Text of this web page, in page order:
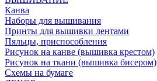
Канва
Наборы для вышивания
Принты для вышивки лентами
Пяльцы, приспособления
Рисунок на канве (вышивка крестом)
Рисунок на ткани (вышивка бисером)
Схемы на бумаге